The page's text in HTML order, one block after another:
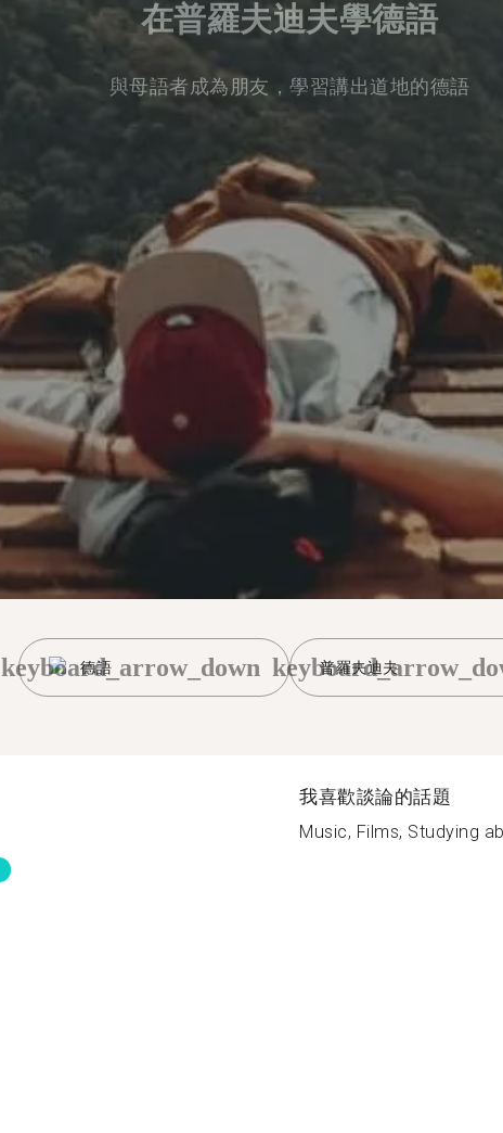
在普羅夫迪夫學德語
與母語者成為朋友，學習講出道地的德語
德語
keyboard_arrow_down 普羅夫迪夫
我喜歡談論的話題
Music, Films, Studying